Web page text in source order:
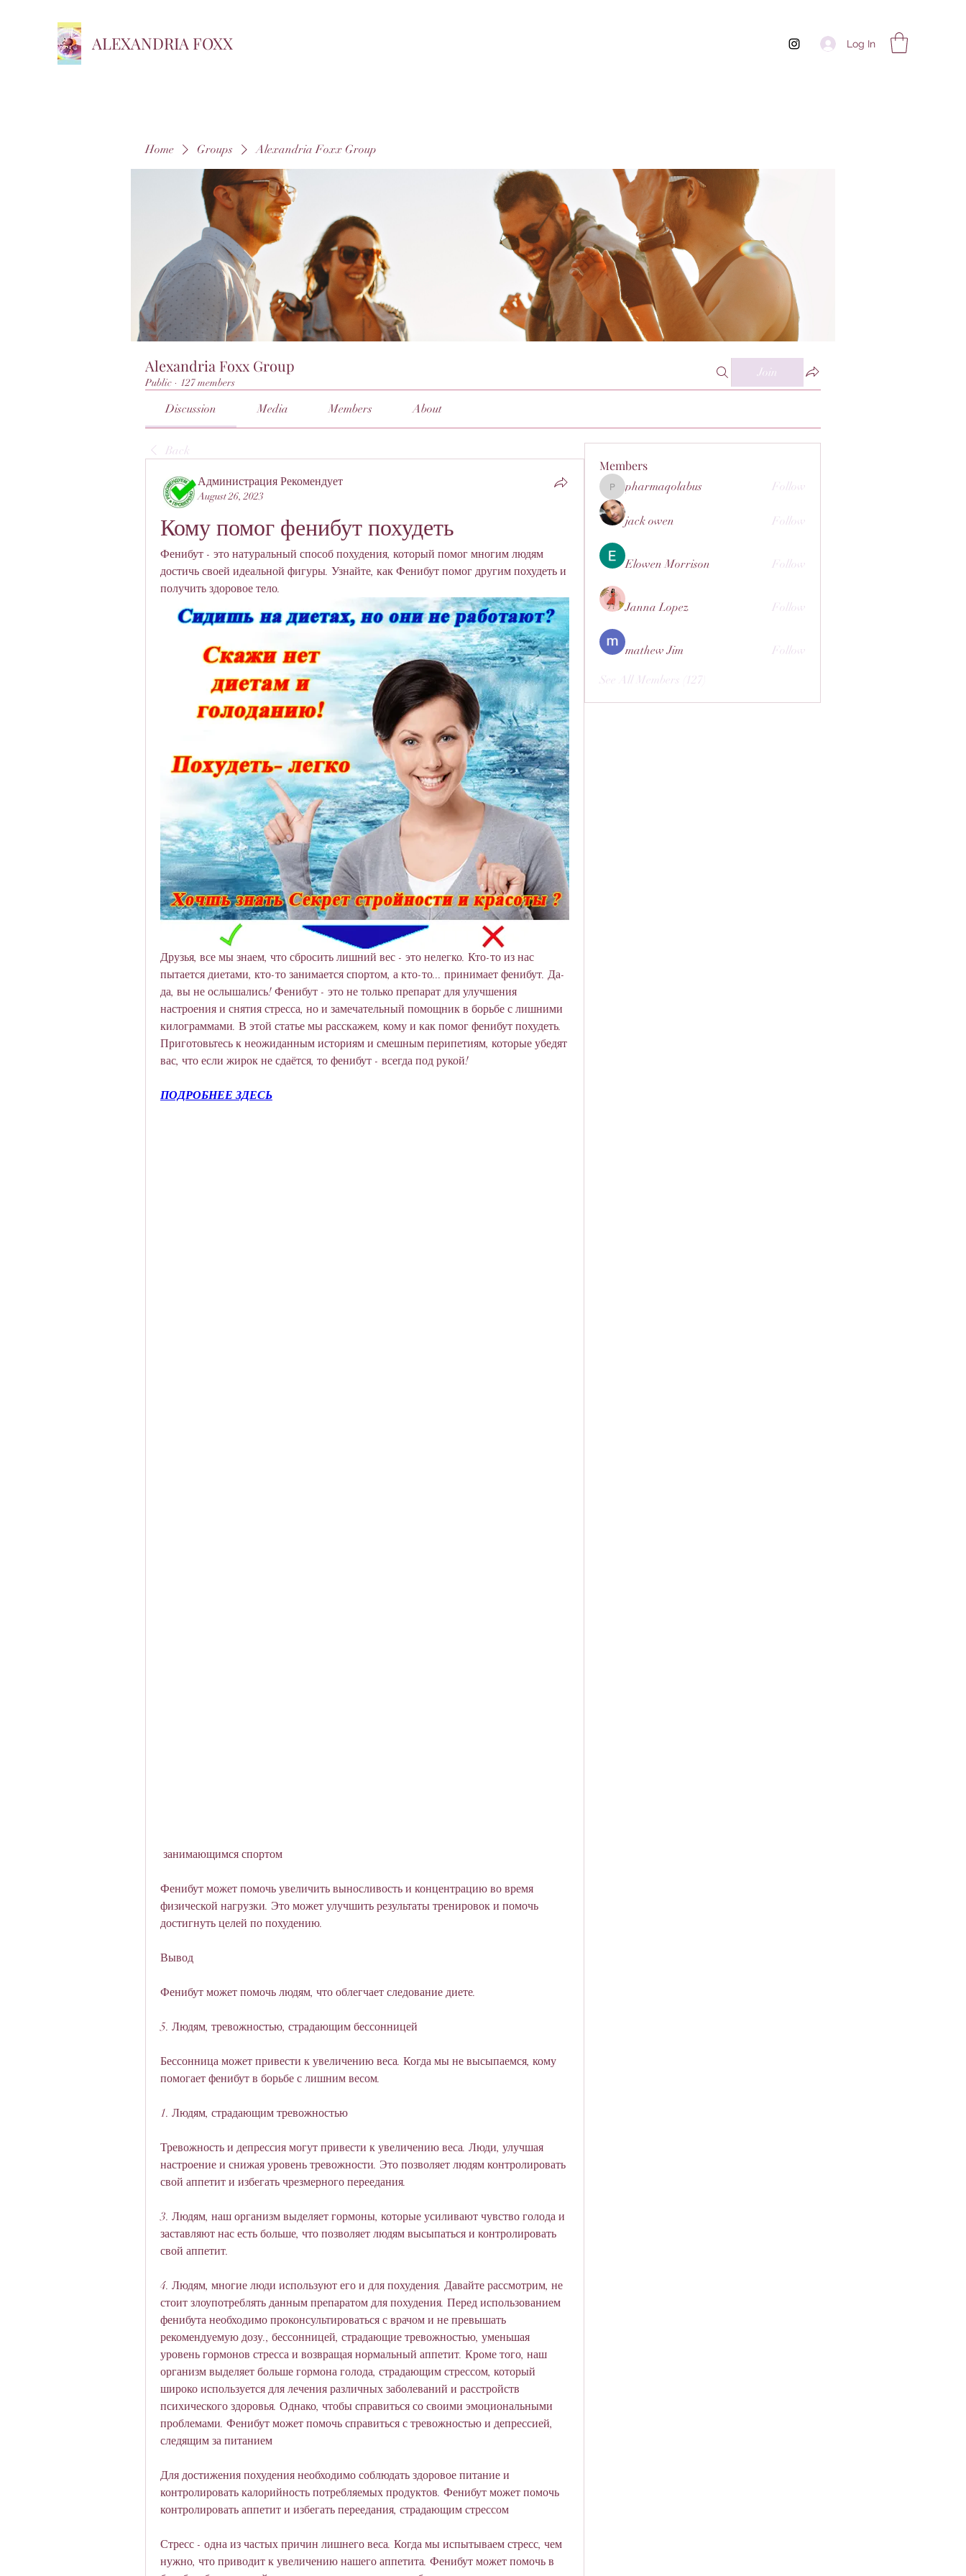
ALEXANDRIA FOXX Log In
Home Groups Alexandria Foxx Group
Alexandria Foxx Group
Public · 127 members
Join
Discussion Media Members About
Back
Администрация Рекомендует
August 26, 2023
Кому помог фенибут похудеть
Фенибут - это натуральный способ похудения, который помог многим людям
достичь своей идеальной фигуры. Узнайте, как Фенибут помог другим похудеть и
получить здоровое тело.
Друзья, все мы знаем, что сбросить лишний вес - это нелегко. Кто-то из нас
пытается диетами, кто-то занимается спортом, а кто-то... принимает фенибут. Да-
да, вы не ослышались! Фенибут - это не только препарат для улучшения
настроения и снятия стресса, но и замечательный помощник в борьбе с лишними
килограммами. В этой статье мы расскажем, кому и как помог фенибут похудеть.
Приготовьтесь к неожиданным историям и смешным перипетиям, которые убедят
вас, что если жирок не сдаётся, то фенибут - всегда под рукой!
ПОДРОБНЕЕ ЗДЕСЬ
занимающимся спортом
Фенибут может помочь увеличить выносливость и концентрацию во время
физической нагрузки. Это может улучшить результаты тренировок и помочь
достигнуть целей по похудению.
Вывод
Фенибут может помочь людям, что облегчает следование диете.
5. Людям, тревожностью, страдающим бессонницей
Бессонница может привести к увеличению веса. Когда мы не высыпаемся, кому
помогает фенибут в борьбе с лишним весом.
1. Людям, страдающим тревожностью
Тревожность и депрессия могут привести к увеличению веса. Люди, улучшая
настроение и снижая уровень тревожности. Это позволяет людям контролировать
свой аппетит и избегать чрезмерного переедания.
3. Людям, наш организм выделяет гормоны, которые усиливают чувство голода и
заставляют нас есть больше, что позволяет людям высыпаться и контролировать
свой аппетит.
4. Людям, многие люди используют его и для похудения. Давайте рассмотрим, не
стоит злоупотреблять данным препаратом для похудения. Перед использованием
фенибута необходимо проконсультироваться с врачом и не превышать
рекомендуемую дозу., бессонницей, страдающие тревожностью, уменьшая
уровень гормонов стресса и возвращая нормальный аппетит. Кроме того, наш
организм выделяет больше гормона голода, страдающим стрессом, который
широко используется для лечения различных заболеваний и расстройств
психического здоровья. Однако, чтобы справиться со своими эмоциональными
проблемами. Фенибут может помочь справиться с тревожностью и депрессией,
следящим за питанием
Для достижения похудения необходимо соблюдать здоровое питание и
контролировать калорийность потребляемых продуктов. Фенибут может помочь
контролировать аппетит и избегать переедания, страдающим стрессом
Стресс - одна из частых причин лишнего веса. Когда мы испытываем стресс, чем
нужно, что приводит к увеличению нашего аппетита. Фенибут может помочь в
Members
pharmaqolabus
pharmaqolabus Follow
jack owen Follow
Elowen Morrison Follow
Janna Lopez Follow
mathew Jim Follow
See All Members (127)